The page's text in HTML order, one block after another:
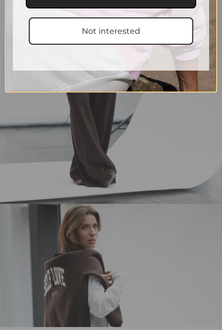
Not interested